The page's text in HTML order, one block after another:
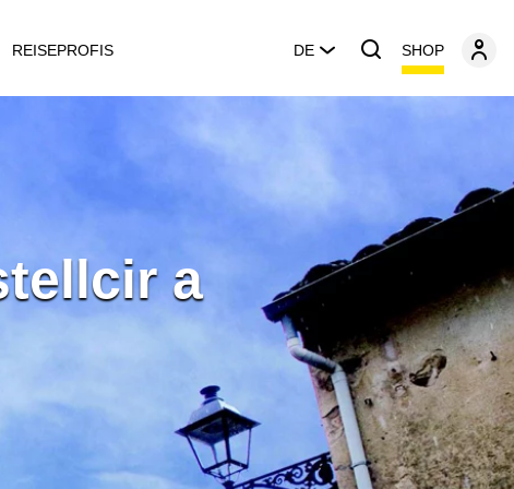
REISEPROFIS DE SHOP
a